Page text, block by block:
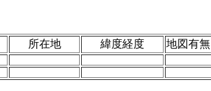
所在地 緯度経度 地図有無